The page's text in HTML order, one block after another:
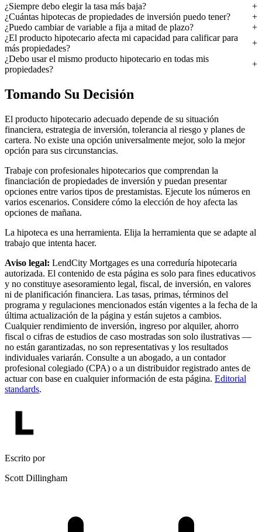
¿Siempre debo elegir la tasa más baja?
¿Cuántas hipotecas de propiedades de inversión puedo tener?
¿Puedo cambiar de variable a fija a mitad de plazo?
¿El producto hipotecario afecta mi capacidad para calificar para
más propiedades?
¿Debo usar el mismo producto hipotecario en todas mis
propiedades?
Tomando Su Decisión
El producto hipotecario adecuado depende de su situación
financiera, estrategia de inversión, tolerancia al riesgo y planes de
cartera. No existe una opción universalmente mejor, solo la mejor
opción para sus circunstancias.
Trabaje con profesionales hipotecarios que comprendan la
financiación de propiedades de inversión y puedan presentar
opciones entre varios tipos de prestamistas. Ejecute los números en
varios escenarios. Considere cómo la elección de hoy afecta las
opciones de mañana.
La hipoteca es una herramienta. Elija la herramienta que se adapte al
trabajo que intenta hacer.
Aviso legal: LendCity Mortgages es una correduría hipotecaria
autorizada. El contenido de esta página es solo para fines educativos
y no constituye asesoramiento legal, fiscal, de inversión, en valores
ni de planificación financiera. Las tasas, primas, términos del
programa y regulaciones mencionados están vigentes a la fecha de la
última actualización de la página y están sujetos a cambios.
Cualquier rendimiento de inversión, ingreso por alquiler, ahorro
fiscal o cifras de estudios de caso mostradas son solo ilustrativas —
no están garantizadas, no son representativas y los resultados
individuales variarán. Consulte a un abogado, a un contador
profesional colegiado (CPA) o a un distribuidor registrado antes de
actuar con base en cualquier información de esta página. Editorial
standards.
Escrito por
Scott Dillingham